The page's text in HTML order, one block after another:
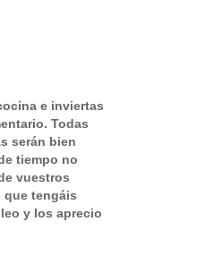
e inviertas
Todas
serán bien
tiempo no
vuestros
que tengáis
y los aprecio